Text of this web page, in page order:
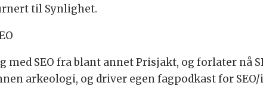
til Synlighet.
med SEO fra blant annet Prisjakt, og forlater nå
arkeologi, og driver egen fagpodkast for